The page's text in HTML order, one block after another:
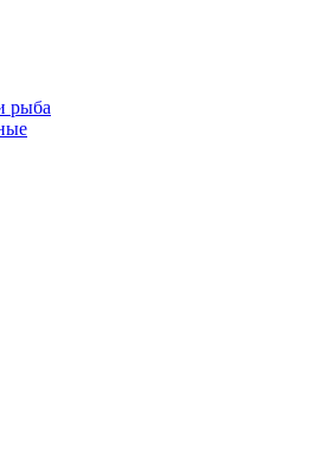
рыба